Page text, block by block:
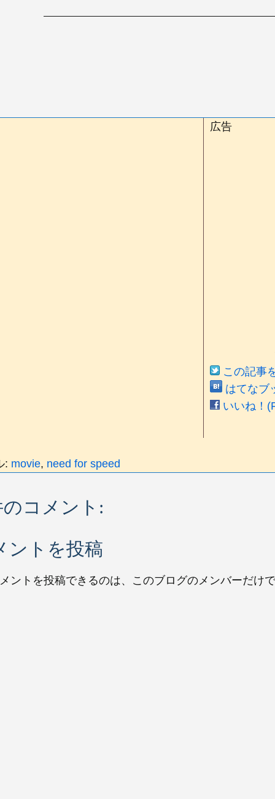
広告
この記事
はてなブ
いいね！
: movie, need for speed
のコメント:
ントを投稿
ントを投稿できるのは、このブログのメンバーだけ